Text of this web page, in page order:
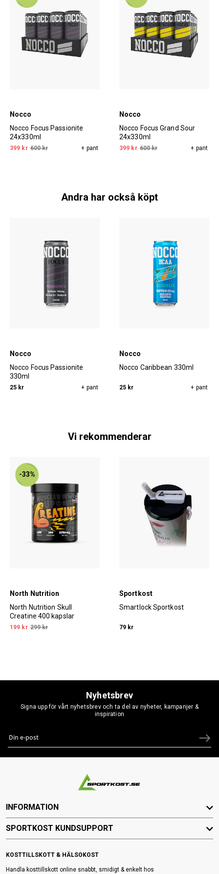
Nocco
Nocco Focus Passionite
24x330ml
399 kr 600 kr + pant
Nocco
Nocco Focus Grand Sour
24x330ml
399 kr 600 kr + pant
Andra har också köpt
Nocco
Nocco Focus Passionite
330ml
25 kr + pant
Nocco
Nocco Caribbean 330ml
25 kr + pant
Vi rekommenderar
-33%
North Nutrition
North Nutrition Skull
Creatine 400 kapslar
199 kr 299 kr
Sportkost
Smartlock Sportkost
79 kr
Nyhetsbrev
Signa upp för vårt nyhetsbrev och ta del av nyheter, kampanjer &
inspiration
KOSTTILLSKOTT & HÄLSOKOST
Handla kosttillskott online snabbt, smidigt & enkelt hos
INFORMATION
SPORTKOST KUNDSUPPORT